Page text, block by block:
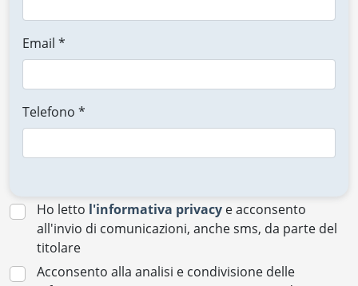
Email *
Telefono *
Ho letto l'informativa privacy e acconsento
all'invio di comunicazioni, anche sms, da parte del
titolare
Acconsento alla analisi e condivisione delle